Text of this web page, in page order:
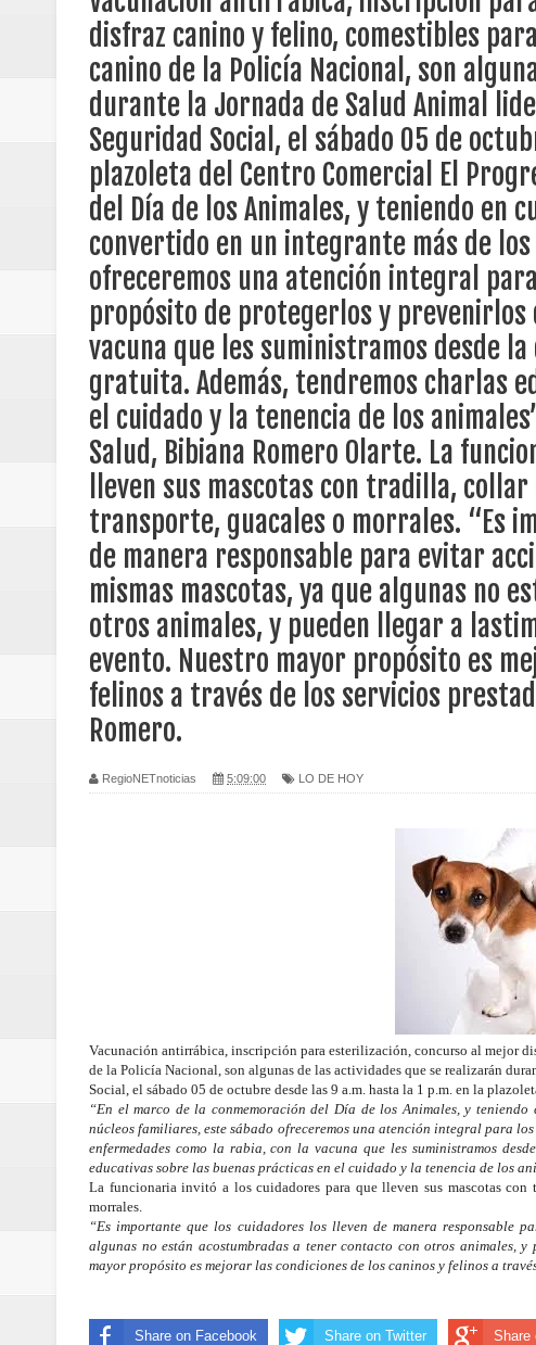
Regionetnoticias / Caldas fortalece el
basadas en género
Regionetnoticias / Valle del Cauca
posesión presidencial
Regionetnoticias / La Alcaldía de
atención
Regionetnoticias / Agua potable
Caldas
Regionetnoticias / Población
Vallecaucana
Regionetnoticias / Villarrica avanza
Regionetnoticias / Alcaldía de
calle San Juan de Dios del Centro
Regionetnoticias / Pereira avanza con
Regionetnoticias / Estas son las
ecoeficientes en Marquetalia
Regionetnoticias / Despliegue de
terrestre para la posesión presidencial
Regionetnoticias / Las ayudas
ReGioNetNoticias / RISARALDA /
ReGionetNoticias /
acciones que impactan a más de
ReGioNetNoticias- MEDELLIN / En
excedió límites de emisión de gases
ReGioNetNoticias / Altas temperaturas
seguridad para la posesión presidencial
familiares, este sábado ofreceremos una atención integral para los perros y
enfermedades como la rabia, con la vacuna que les suministramos desde
educativas sobre las buenas prácticas en el cuidado y la tenencia de los
funcionaria invitó a los cuidadores para que lleven sus mascotas con
morrales. “Es importante que los cuidadores los lleven de manera
que algunas no están acostumbradas a tener contacto con otros animales,
mayor propósito es mejorar las condiciones de los caninos y felinos a través
disfraz canino y felino, comestibles
canino de la Policía Nacional, son
durante la Jornada de Salud Animal
Seguridad Social, el sábado 05 de
plazoleta del Centro Comercial El
del Día de los Animales, y teniendo en
convertido en un integrante más de
ofreceremos una atención integral
propósito de protegerlos y prevenirlos
vacuna que les suministramos desde
gratuita. Además, tendremos charlas
el cuidado y la tenencia de los
Salud, Bibiana Romero Olarte. La
lleven sus mascotas con tradilla,
transporte, guacales o morrales. “Es
de manera responsable para evitar
mismas mascotas, ya que algunas no
otros animales, y pueden llegar a
evento. Nuestro mayor propósito es
felinos a través de los servicios
Romero.
RegioNETnoticias 5:09:00 LO DE HOY
Vacunación antirrábica, inscripción para esterilización, concurso al mejor
de la Policía Nacional, son algunas de las actividades que se realizarán
Social, el sábado 05 de octubre desde las 9 a.m. hasta la 1 p.m. en la
“En el marco de la conmemoración del Día de los Animales, y
núcleos familiares, este sábado ofreceremos una atención integral para
enfermedades como la rabia, con la vacuna que les suministramos
educativas sobre las buenas prácticas en el cuidado y la tenencia de los
La funcionaria invitó a los cuidadores para que lleven sus mascotas
morrales.
“Es importante que los cuidadores los lleven de manera responsable
algunas no están acostumbradas a tener contacto con otros animales,
mayor propósito es mejorar las condiciones de los caninos y felinos a
Share on Facebook Share on Twitter Share